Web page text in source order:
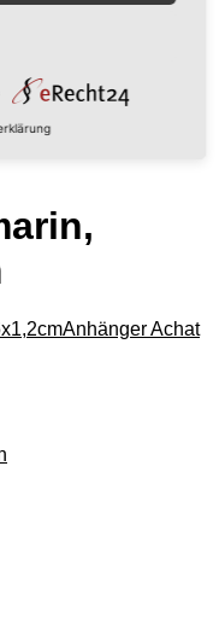
Anhänger Achat